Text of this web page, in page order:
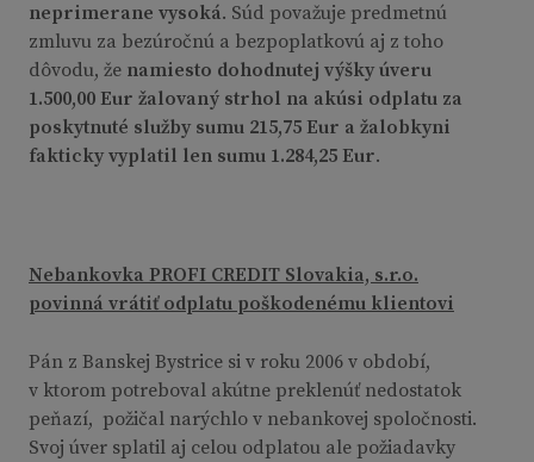
neprimerane vysoká. Súd považuje predmetnú
zmluvu za bezúročnú a bezpoplatkovú aj z toho
dôvodu, že namiesto dohodnutej výšky úveru
1.500,00 Eur žalovaný strhol na akúsi odplatu za
poskytnuté služby sumu 215,75 Eur a žalobkyni
fakticky vyplatil len sumu 1.284,25 Eur.
Nebankovka PROFI CREDIT Slovakia, s.r.o.
povinná vrátiť odplatu poškodenému klientovi
Pán z Banskej Bystrice si v roku 2006 v období,
v ktorom potreboval akútne preklenúť nedostatok
peňazí, požičal narýchlo v nebankovej spoločnosti.
Svoj úver splatil aj celou odplatou ale požiadavky